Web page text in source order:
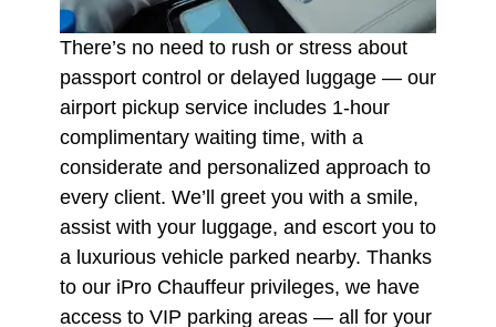
There’s no need to rush or stress about
passport control or delayed luggage — our
airport pickup service includes 1-hour
complimentary waiting time, with a
considerate and personalized approach to
every client. We’ll greet you with a smile,
assist with your luggage, and escort you to
a luxurious vehicle parked nearby. Thanks
to our iPro Chauffeur privileges, we have
access to VIP parking areas — all for your